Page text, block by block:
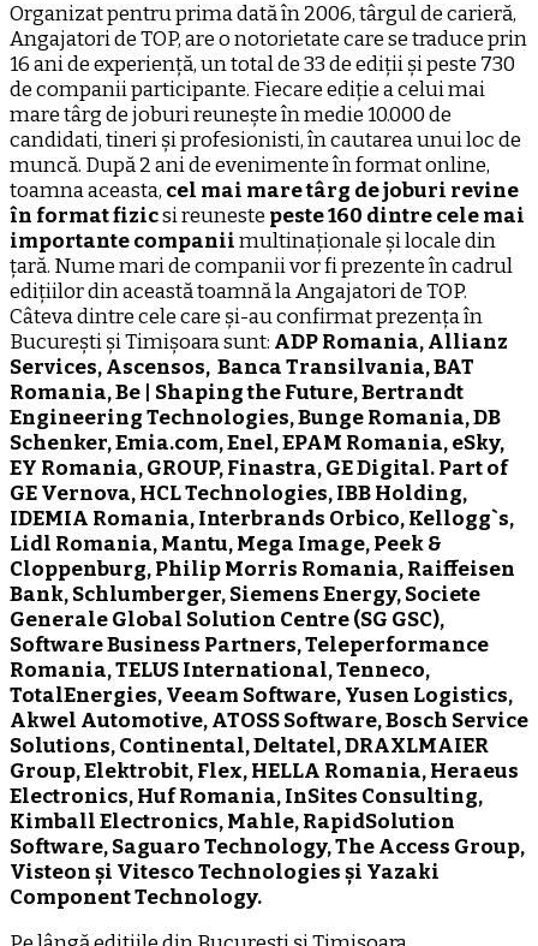
Organizat pentru prima dată în 2006, târgul de carieră,
Angajatori de TOP, are o notorietate care se traduce prin
16 ani de experiență, un total de 33 de ediții și peste 730
de companii participante. Fiecare ediție a celui mai
mare târg de joburi reunește în medie 10.000 de
candidati, tineri și profesionisti, în cautarea unui loc de
muncă. După 2 ani de evenimente în format online,
toamna aceasta, cel mai mare târg de joburi revine
în format fizicsi reuneste peste 160 dintre cele mai
importante companiimultinaționale și locale din
țară. Nume mari de companii vor fi prezente în cadrul
edițiilor din această toamnă la Angajatori de TOP.
Câteva dintre cele care și-au confirmat prezența în
București și Timișoara sunt: ADP Romania, Allianz
Services, Ascensos, Banca Transilvania, BAT
Romania, Be | Shaping the Future, Bertrandt
Engineering Technologies, Bunge Romania, DB
Schenker, Emia.com, Enel, EPAM Romania, eSky,
EY Romania, GROUP, Finastra, GE Digital. Part of
GE Vernova, HCL Technologies, IBB Holding,
IDEMIA Romania, Interbrands Orbico, Kellogg`s,
Lidl Romania, Mantu, Mega Image, Peek &
Cloppenburg, Philip Morris Romania, Raiffeisen
Bank, Schlumberger, Siemens Energy, Societe
Generale Global Solution Centre (SG GSC),
Software Business Partners, Teleperformance
Romania, TELUS International, Tenneco,
TotalEnergies, Veeam Software, Yusen Logistics,
Akwel Automotive, ATOSS Software, Bosch Service
Solutions, Continental, Deltatel, DRAXLMAIER
Group, Elektrobit, Flex, HELLA Romania, Heraeus
Electronics, Huf Romania, InSites Consulting,
Kimball Electronics, Mahle, RapidSolution
Software, Saguaro Technology, The Access Group,
Visteon și Vitesco Technologies și Yazaki
Component Technology.